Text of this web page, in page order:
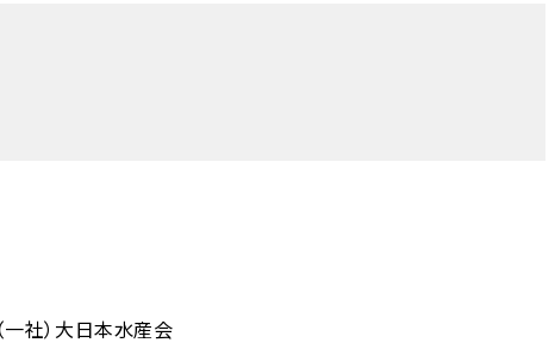
（一社）大日本水産会